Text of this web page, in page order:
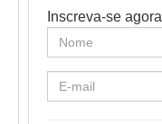
Inscreva-se agora